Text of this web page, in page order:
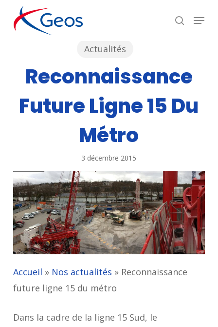
Menu
Actualités
Reconnaissance
Future Ligne 15 Du
Métro
3 décembre 2015
Accueil » Nos actualités » Reconnaissance
future ligne 15 du métro
Dans la cadre de la ligne 15 Sud, le